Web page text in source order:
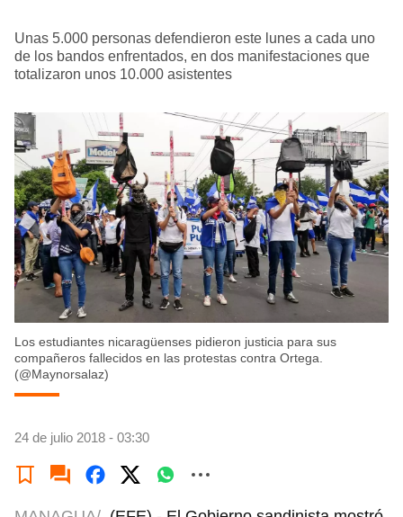
Unas 5.000 personas defendieron este lunes a cada uno
de los bandos enfrentados, en dos manifestaciones que
totalizaron unos 10.000 asistentes
Los estudiantes nicaragüenses pidieron justicia para sus
compañeros fallecidos en las protestas contra Ortega.
(@Maynorsalaz)
24 de julio 2018 - 03:30